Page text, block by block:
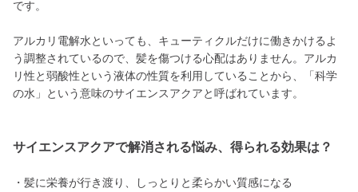
です。
アルカリ電解水といっても、キューティクルだけに働きかけるよ
う調整されているので、髪を傷つける心配はありません。アルカ
リ性と弱酸性という液体の性質を利用していることから、「科学
の水」という意味のサイエンスアクアと呼ばれています。
サイエンスアクアで解消される悩み、得られる効果は？
・髪に栄養が行き渡り、しっとりと柔らかい質感になる